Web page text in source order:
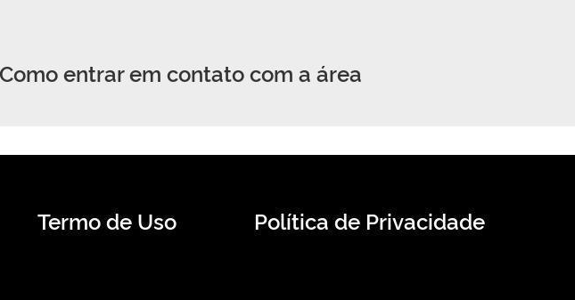
entrar em contato com a área
Termo de Uso Política de Privacidade